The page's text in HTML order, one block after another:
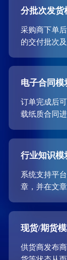
分批次发货
采购商下单
的交付批次
电子合同模
订单完成后
载纸质合同
行业知识模
系统支持平
章，并在文
现货/期货
供货商发布